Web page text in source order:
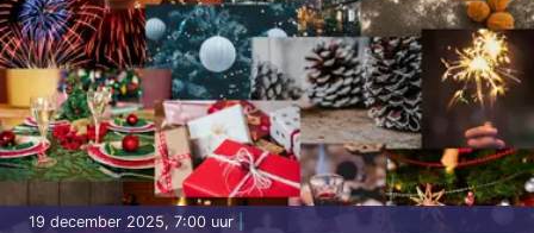
19 december 2025, 7:00 uur